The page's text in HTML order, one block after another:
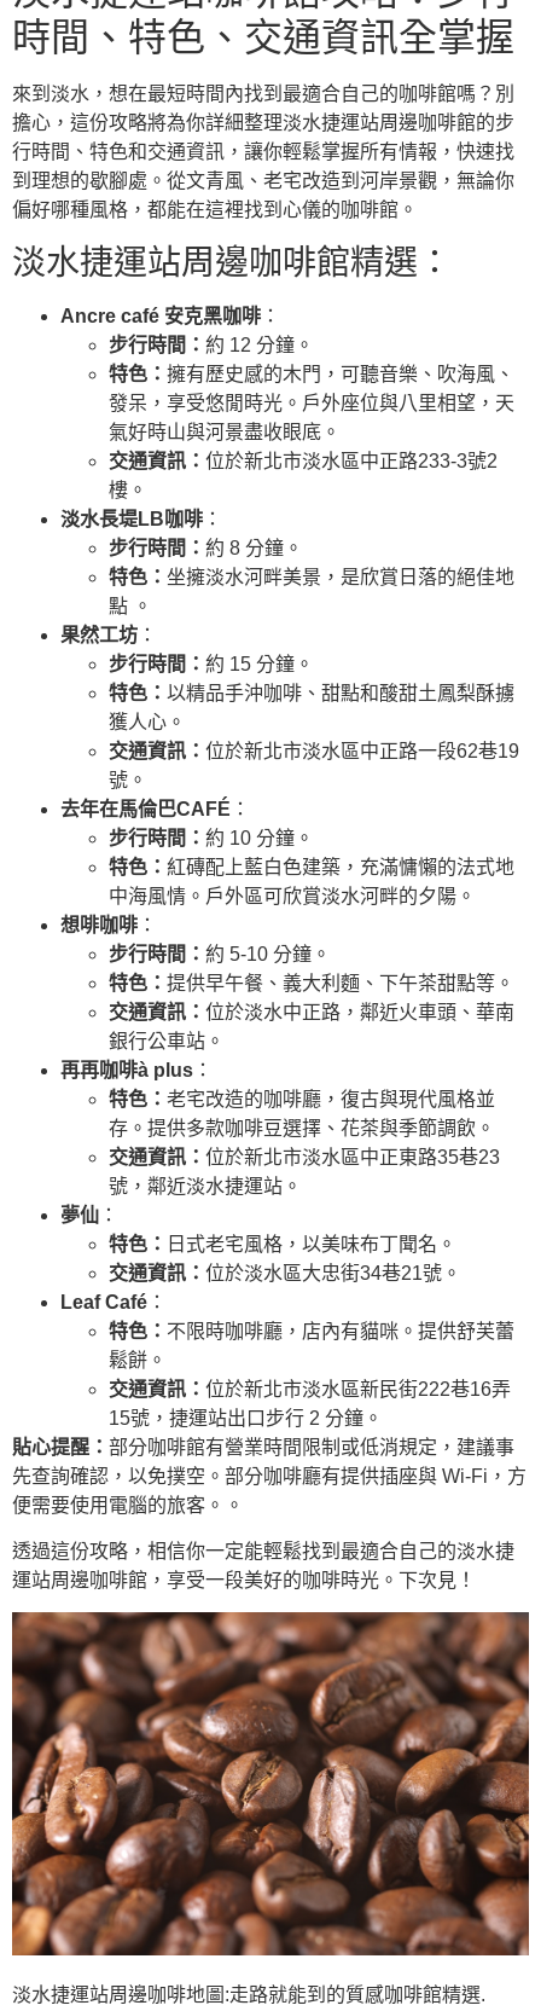
時間、特色、交通資訊全掌握
來到淡水，想在最短時間內找到最適合自己的咖啡館嗎？別
擔心，這份攻略將為你詳細整理淡水捷運站周邊咖啡館的步
行時間、特色和交通資訊，讓你輕鬆掌握所有情報，快速找
到理想的歇腳處。從文青風、老宅改造到河岸景觀，無論你
偏好哪種風格，都能在這裡找到心儀的咖啡館。
淡水捷運站周邊咖啡館精選：
Ancre café 安克黑咖啡 ：
步行時間： 約 12 分鐘。
特色： 擁有歷史感的木門，可聽音樂、吹海風、
發呆，享受悠閒時光。戶外座位與八里相望，天
氣好時山與河景盡收眼底。
交通資訊： 位於新北市淡水區中正路233-3號2
樓。
淡水長堤LB咖啡 ：
步行時間： 約 8 分鐘。
特色： 坐擁淡水河畔美景，是欣賞日落的絕佳地
點 。
果然工坊 ：
步行時間： 約 15 分鐘。
特色： 以精品手沖咖啡、甜點和酸甜土鳳梨酥擄
獲人心。
交通資訊： 位於新北市淡水區中正路一段62巷19
號。
去年在馬倫巴CAFÉ ：
步行時間： 約 10 分鐘。
特色： 紅磚配上藍白色建築，充滿慵懶的法式地
中海風情。戶外區可欣賞淡水河畔的夕陽。
想啡咖啡 ：
步行時間： 約 5-10 分鐘。
特色： 提供早午餐、義大利麵、下午茶甜點等。
交通資訊： 位於淡水中正路，鄰近火車頭、華南
銀行公車站。
再再咖啡à plus ：
特色： 老宅改造的咖啡廳，復古與現代風格並
存。提供多款咖啡豆選擇、花茶與季節調飲。
交通資訊： 位於新北市淡水區中正東路35巷23
號，鄰近淡水捷運站。
夢仙 ：
特色： 日式老宅風格，以美味布丁聞名。
交通資訊： 位於淡水區大忠街34巷21號。
Leaf Café ：
特色： 不限時咖啡廳，店內有貓咪。提供舒芙蕾
鬆餅。
交通資訊： 位於新北市淡水區新民街222巷16弄
15號，捷運站出口步行 2 分鐘。
貼心提醒： 部分咖啡館有營業時間限制或低消規定，建議事
先查詢確認，以免撲空。部分咖啡廳有提供插座與 Wi-Fi，方
便需要使用電腦的旅客。。
透過這份攻略，相信你一定能輕鬆找到最適合自己的淡水捷
運站周邊咖啡館，享受一段美好的咖啡時光。下次見！
淡水捷運站周邊咖啡地圖:走路就能到的質感咖啡館精選.